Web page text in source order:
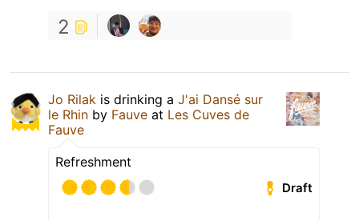
2
Jo Rilak is drinking a J'ai Dansé sur
le Rhin by Fauve at Les Cuves de
Fauve
Refreshment
Draft